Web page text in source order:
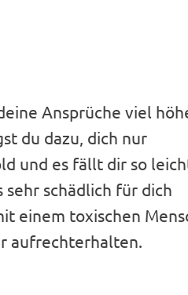
Ansprüche viel
du dazu, dich nur
und es fällt dir so
sehr schädlich für dich
einem toxischen
aufrechterhalten.